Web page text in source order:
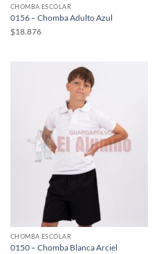
CHOMBA ESCOLAR
0156 – Chomba Adulto Azul
$18.876
CHOMBA ESCOLAR
0150 – Chomba Blanca Arciel